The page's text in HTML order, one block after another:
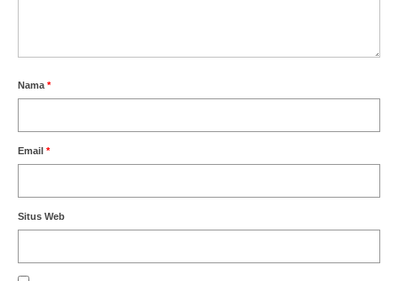
Nama *
Email *
Situs Web